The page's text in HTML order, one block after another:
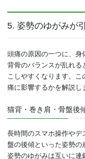
5. 姿勢のゆがみが
頭痛の原因の一つに、
背骨のバランスが乱れる
こしやすくなります。
痛に影響するかを解説し
猫背・巻き肩・骨盤後
長時間のスマホ操作や
盤の後傾といった姿勢
姿勢のゆがみは互いに連